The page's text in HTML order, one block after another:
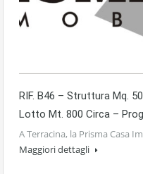
RIF. B46 – Struttura Mq.
Lotto Mt. 800 Circa –
A Terracina, la Prisma Casa
Maggiori dettagli